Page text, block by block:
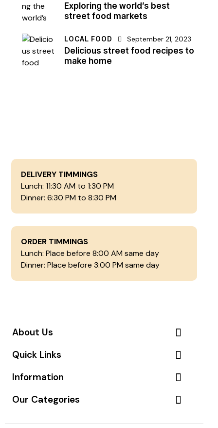
Exploring the world’s best
street food markets
LOCAL FOOD September 21, 2023
Delicious street food recipes to
make home
DELIVERY TIMMINGS
Lunch: 11:30 AM to 1:30 PM
Dinner: 6:30 PM to 8:30 PM
ORDER TIMMINGS
Lunch: Place before 8:00 AM same day
Dinner: Place before 3:00 PM same day
About Us
Quick Links
Information
Our Categories